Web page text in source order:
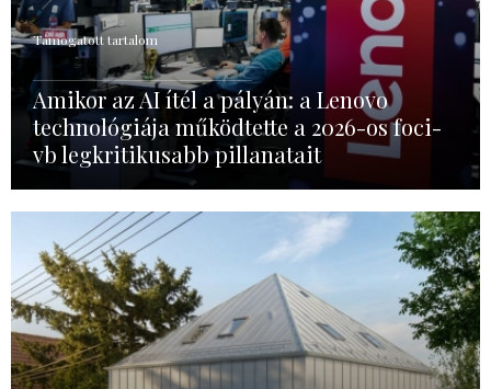
Támogatott tartalom
Amikor az AI ítél a pályán: a Lenovo
technológiája működtette a 2026-os foci-
vb legkritikusabb pillanatait